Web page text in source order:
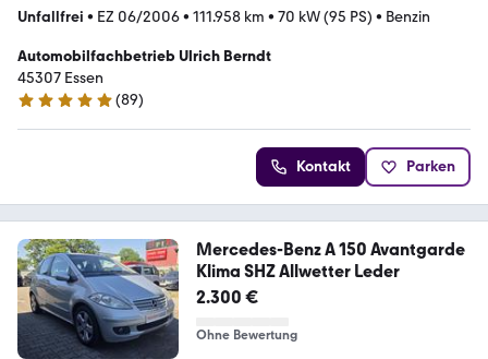
Unfallfrei • EZ 06/2006• 111.958 km • 70 kW (95 PS) • Benzin
Automobilfachbetrieb Ulrich Berndt
45307 Essen
5 Sterne
(89)
Kontakt Parken
Mercedes-Benz A 150 Avantgarde
Klima SHZ Allwetter Leder
2.300 €
Ohne Bewertung